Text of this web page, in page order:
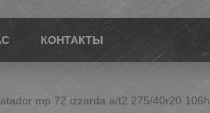
КОНТАКТЫ
mp 72 izzarda a/t2 275/40r20 106h